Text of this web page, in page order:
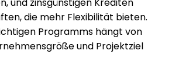
die mehr Flexibilität bieten.
Programms hängt von
und Projektziel